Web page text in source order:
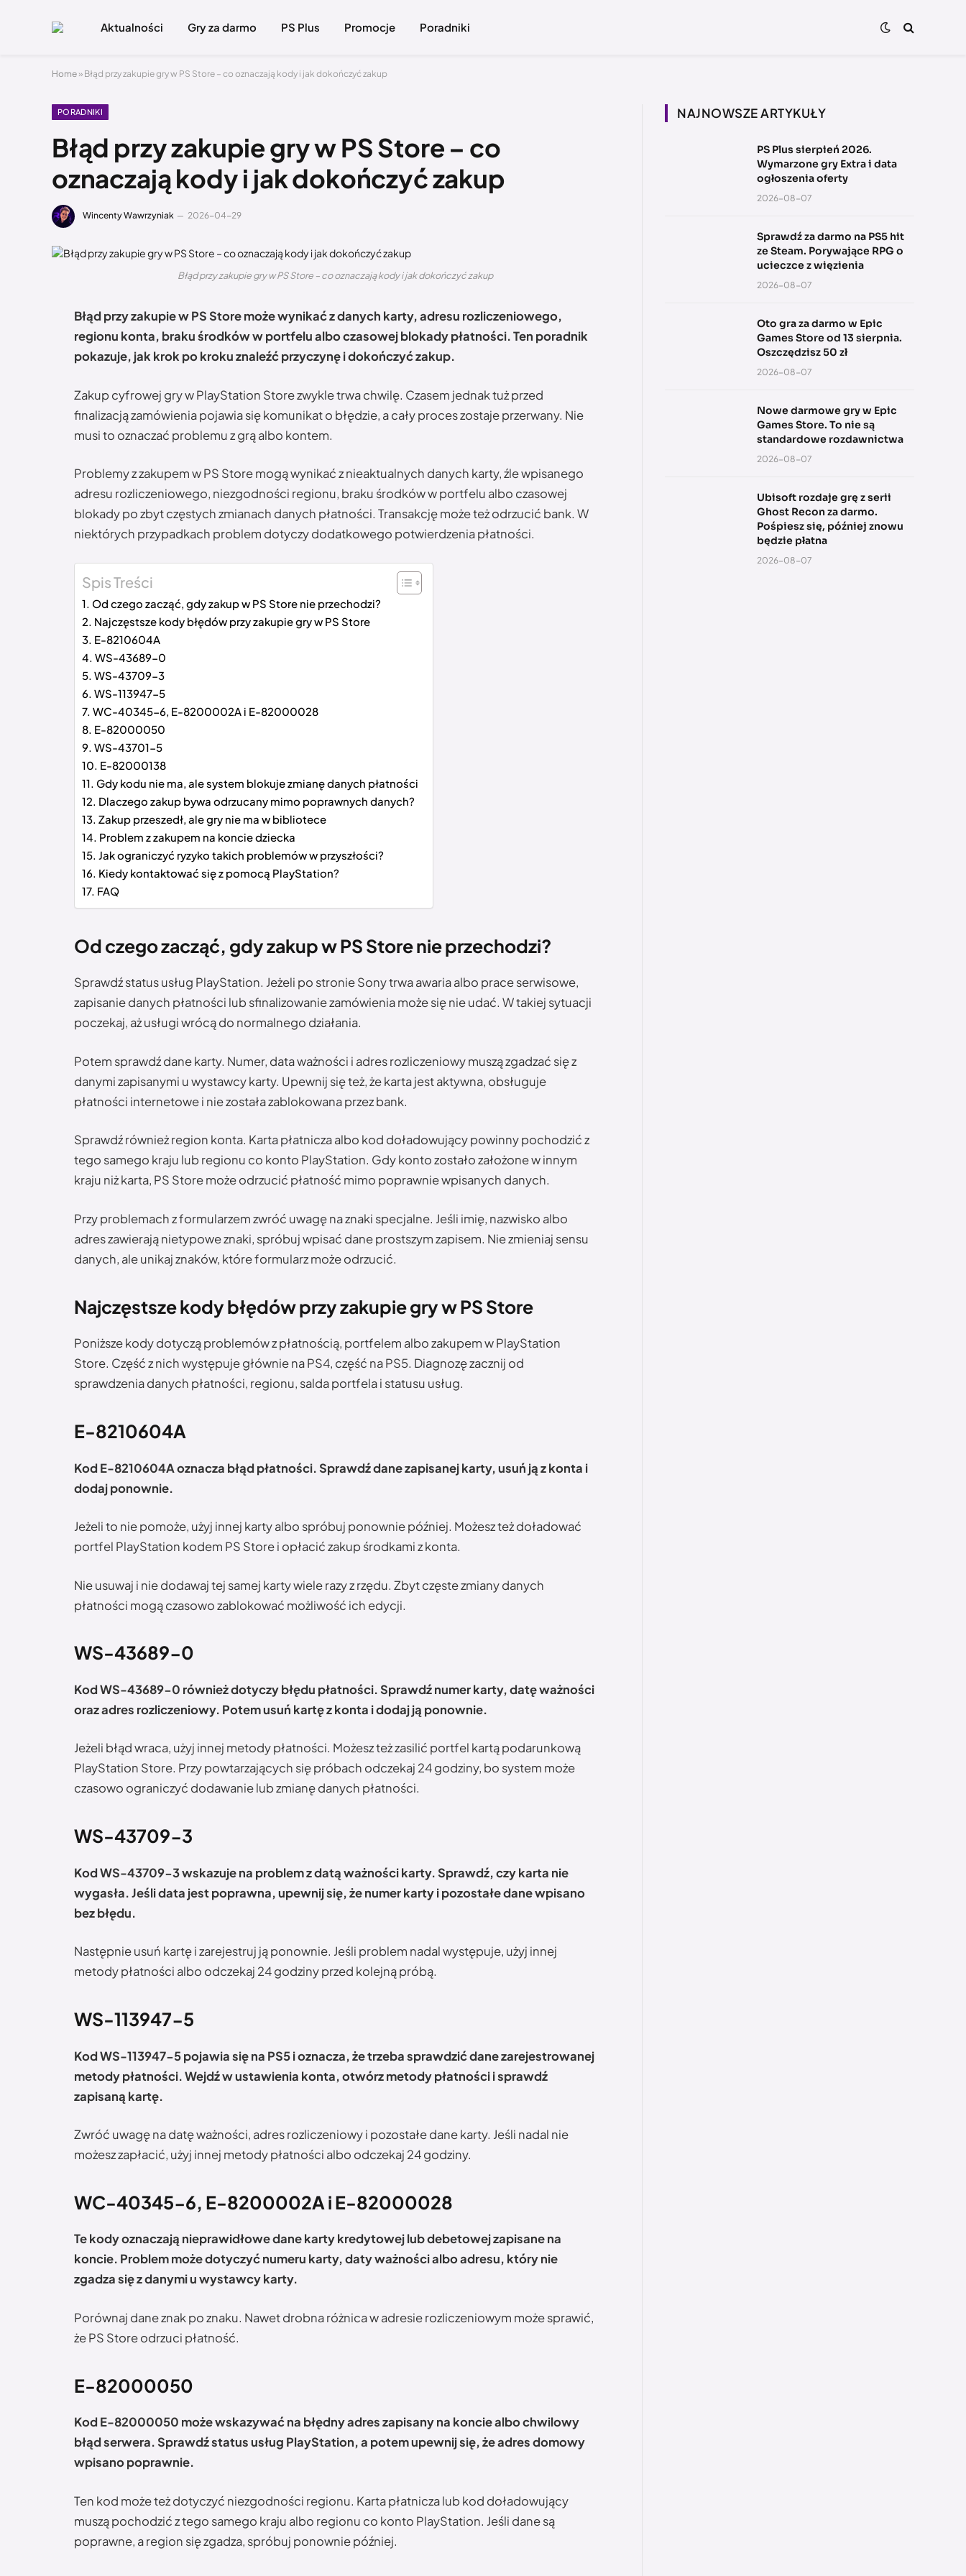
Aktualności Gry za darmo PS Plus Promocje Poradniki
Home » Błąd przy zakupie gry w PS Store – co oznaczają kody i jak dokończyć zakup
PORADNIKI
Błąd przy zakupie gry w PS Store – co
oznaczają kody i jak dokończyć zakup
Wincenty Wawrzyniak 2026-04-29
Błąd przy zakupie gry w PS Store – co oznaczają kody i jak dokończyć zakup
Błąd przy zakupie w PS Store może wynikać z danych karty, adresu rozliczeniowego,
regionu konta, braku środków w portfelu albo czasowej blokady płatności. Ten poradnik
pokazuje, jak krok po kroku znaleźć przyczynę i dokończyć zakup.
Zakup cyfrowej gry w PlayStation Store zwykle trwa chwilę. Czasem jednak tuż przed
finalizacją zamówienia pojawia się komunikat o błędzie, a cały proces zostaje przerwany. Nie
musi to oznaczać problemu z grą albo kontem.
Problemy z zakupem w PS Store mogą wynikać z nieaktualnych danych karty, źle wpisanego
adresu rozliczeniowego, niezgodności regionu, braku środków w portfelu albo czasowej
blokady po zbyt częstych zmianach danych płatności. Transakcję może też odrzucić bank. W
niektórych przypadkach problem dotyczy dodatkowego potwierdzenia płatności.
Spis Treści
Od czego zacząć, gdy zakup w PS Store nie przechodzi?
Najczęstsze kody błędów przy zakupie gry w PS Store
E-8210604A
WS-43689-0
WS-43709-3
WS-113947-5
WC-40345-6, E-8200002A i E-82000028
E-82000050
WS-43701-5
E-82000138
Gdy kodu nie ma, ale system blokuje zmianę danych płatności
Dlaczego zakup bywa odrzucany mimo poprawnych danych?
Zakup przeszedł, ale gry nie ma w bibliotece
Problem z zakupem na koncie dziecka
Jak ograniczyć ryzyko takich problemów w przyszłości?
Kiedy kontaktować się z pomocą PlayStation?
FAQ
Od czego zacząć, gdy zakup w PS Store nie przechodzi?
Sprawdź status usług PlayStation. Jeżeli po stronie Sony trwa awaria albo prace serwisowe,
zapisanie danych płatności lub sfinalizowanie zamówienia może się nie udać. W takiej sytuacji
poczekaj, aż usługi wrócą do normalnego działania.
Potem sprawdź dane karty. Numer, data ważności i adres rozliczeniowy muszą zgadzać się z
danymi zapisanymi u wystawcy karty. Upewnij się też, że karta jest aktywna, obsługuje
płatności internetowe i nie została zablokowana przez bank.
Sprawdź również region konta. Karta płatnicza albo kod doładowujący powinny pochodzić z
tego samego kraju lub regionu co konto PlayStation. Gdy konto zostało założone w innym
kraju niż karta, PS Store może odrzucić płatność mimo poprawnie wpisanych danych.
Przy problemach z formularzem zwróć uwagę na znaki specjalne. Jeśli imię, nazwisko albo
adres zawierają nietypowe znaki, spróbuj wpisać dane prostszym zapisem. Nie zmieniaj sensu
danych, ale unikaj znaków, które formularz może odrzucić.
Najczęstsze kody błędów przy zakupie gry w PS Store
Poniższe kody dotyczą problemów z płatnością, portfelem albo zakupem w PlayStation
Store. Część z nich występuje głównie na PS4, część na PS5. Diagnozę zacznij od
sprawdzenia danych płatności, regionu, salda portfela i statusu usług.
E-8210604A
Kod E-8210604A oznacza błąd płatności. Sprawdź dane zapisanej karty, usuń ją z konta i
dodaj ponownie.
Jeżeli to nie pomoże, użyj innej karty albo spróbuj ponownie później. Możesz też doładować
portfel PlayStation kodem PS Store i opłacić zakup środkami z konta.
Nie usuwaj i nie dodawaj tej samej karty wiele razy z rzędu. Zbyt częste zmiany danych
płatności mogą czasowo zablokować możliwość ich edycji.
WS-43689-0
Kod WS-43689-0 również dotyczy błędu płatności. Sprawdź numer karty, datę ważności
oraz adres rozliczeniowy. Potem usuń kartę z konta i dodaj ją ponownie.
Jeżeli błąd wraca, użyj innej metody płatności. Możesz też zasilić portfel kartą podarunkową
PlayStation Store. Przy powtarzających się próbach odczekaj 24 godziny, bo system może
czasowo ograniczyć dodawanie lub zmianę danych płatności.
WS-43709-3
Kod WS-43709-3 wskazuje na problem z datą ważności karty. Sprawdź, czy karta nie
wygasła. Jeśli data jest poprawna, upewnij się, że numer karty i pozostałe dane wpisano
bez błędu.
Następnie usuń kartę i zarejestruj ją ponownie. Jeśli problem nadal występuje, użyj innej
metody płatności albo odczekaj 24 godziny przed kolejną próbą.
WS-113947-5
Kod WS-113947-5 pojawia się na PS5 i oznacza, że trzeba sprawdzić dane zarejestrowanej
metody płatności. Wejdź w ustawienia konta, otwórz metody płatności i sprawdź
zapisaną kartę.
Zwróć uwagę na datę ważności, adres rozliczeniowy i pozostałe dane karty. Jeśli nadal nie
możesz zapłacić, użyj innej metody płatności albo odczekaj 24 godziny.
WC-40345-6, E-8200002A i E-82000028
Te kody oznaczają nieprawidłowe dane karty kredytowej lub debetowej zapisane na
koncie. Problem może dotyczyć numeru karty, daty ważności albo adresu, który nie
zgadza się z danymi u wystawcy karty.
Porównaj dane znak po znaku. Nawet drobna różnica w adresie rozliczeniowym może sprawić,
że PS Store odrzuci płatność.
E-82000050
Kod E-82000050 może wskazywać na błędny adres zapisany na koncie albo chwilowy
błąd serwera. Sprawdź status usług PlayStation, a potem upewnij się, że adres domowy
wpisano poprawnie.
Ten kod może też dotyczyć niezgodności regionu. Karta płatnicza lub kod doładowujący
muszą pochodzić z tego samego kraju albo regionu co konto PlayStation. Jeśli dane są
poprawne, a region się zgadza, spróbuj ponownie później.
NAJNOWSZE ARTYKUŁY
PS Plus sierpień 2026.
Wymarzone gry Extra i data
ogłoszenia oferty
2026-08-07
Sprawdź za darmo na PS5 hit
ze Steam. Porywające RPG o
ucieczce z więzienia
2026-08-07
Oto gra za darmo w Epic
Games Store od 13 sierpnia.
Oszczędzisz 50 zł
2026-08-07
Nowe darmowe gry w Epic
Games Store. To nie są
standardowe rozdawnictwa
2026-08-07
Ubisoft rozdaje grę z serii
Ghost Recon za darmo.
Pośpiesz się, później znowu
będzie płatna
2026-08-07